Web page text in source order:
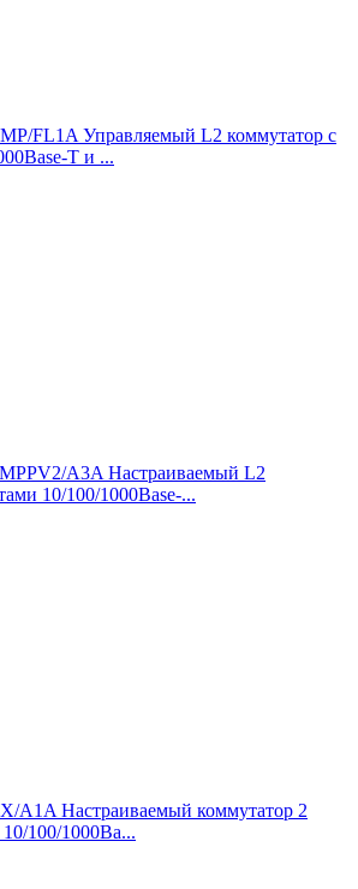
FL1A Управляемый L2 коммутатор с
T и ...
A3A Настраиваемый L2
10/100/1000Base-...
A1A Настраиваемый коммутатор 2
100/1000Ba...